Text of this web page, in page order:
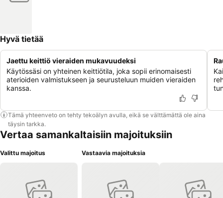
Hyvä tietää
Jaettu keittiö vieraiden mukavuudeksi
Käytössäsi on yhteinen keittiötila, joka sopii erinomaisesti
aterioiden valmistukseen ja seurusteluun muiden vieraiden
kanssa.
Tämä yhteenveto on tehty tekoälyn avulla, eikä se välttämättä ole aina
täysin tarkka.
Vertaa samankaltaisiin majoituksiin
Valittu majoitus Vastaavia majoituksia